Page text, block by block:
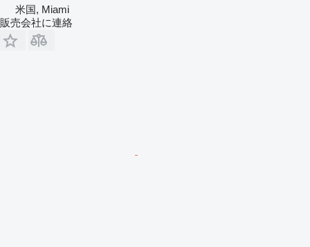
米国, Miami
販売会社に連絡